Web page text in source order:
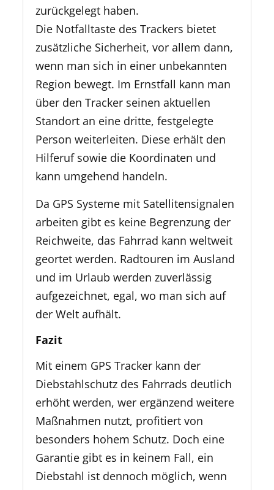
zurückgelegt haben.
Die Notfalltaste des Trackers bietet
zusätzliche Sicherheit, vor allem dann,
wenn man sich in einer unbekannten
Region bewegt. Im Ernstfall kann man
über den Tracker seinen aktuellen
Standort an eine dritte, festgelegte
Person weiterleiten. Diese erhält den
Hilferuf sowie die Koordinaten und
kann umgehend handeln.
Da GPS Systeme mit Satellitensignalen
arbeiten gibt es keine Begrenzung der
Reichweite, das Fahrrad kann weltweit
geortet werden. Radtouren im Ausland
und im Urlaub werden zuverlässig
aufgezeichnet, egal, wo man sich auf
der Welt aufhält.
Fazit
Mit einem GPS Tracker kann der
Diebstahlschutz des Fahrrads deutlich
erhöht werden, wer ergänzend weitere
Maßnahmen nutzt, profitiert von
besonders hohem Schutz. Doch eine
Garantie gibt es in keinem Fall, ein
Diebstahl ist dennoch möglich, wenn